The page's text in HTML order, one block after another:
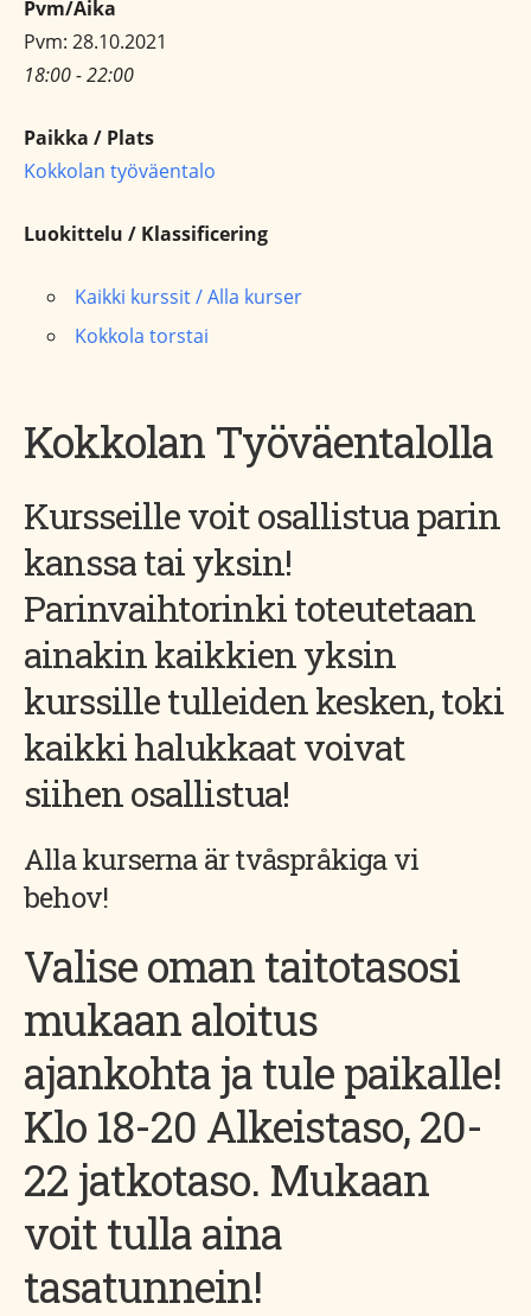
Pvm/Aika
Pvm: 28.10.2021
18:00 - 22:00
Paikka / Plats
Kokkolan työväentalo
Luokittelu / Klassificering
Kaikki kurssit / Alla kurser
Kokkola torstai
Kokkolan Työväentalolla
Kursseille voit osallistua parin
kanssa tai yksin!
Parinvaihtorinki toteutetaan
ainakin kaikkien yksin
kurssille tulleiden kesken, toki
kaikki halukkaat voivat
siihen osallistua!
Alla kurserna är tvåspråkiga vi
behov!
Valise oman taitotasosi
mukaan aloitus
ajankohta ja tule paikalle!
Klo 18-20 Alkeistaso, 20-
22 jatkotaso. Mukaan
voit tulla aina
tasatunnein!